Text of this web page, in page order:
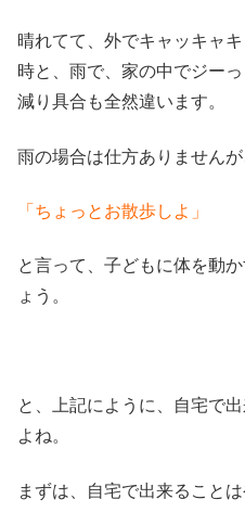
晴れてて、外でキャッキャ
時と、雨で、家の中でジー
減り具合も全然違います。
雨の場合は仕方ありませんが
「ちょっとお散歩しよ」
と言って、子どもに体を動
ょう。
と、上記にように、自宅で
よね。
まずは、自宅で出来ることは